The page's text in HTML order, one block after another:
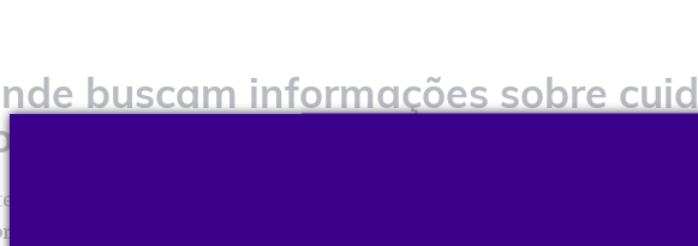
buscam informações sobre
a pele?
de usar algum produto na pele periodicamente, é muito importante
ele para entender se tem alguma contraindicação.